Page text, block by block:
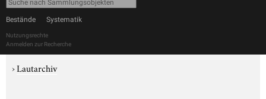
Bestände Systematik
Nutzungsrechte
Anmelden zur Recherche
›Lautarchiv